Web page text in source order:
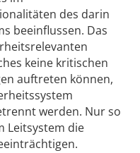
des darin
beeinflussen. Das
keine kritischen
auftreten können,
werden. Nur so
Leitsystem die